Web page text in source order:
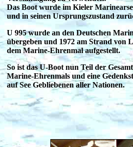
Das Boot wurde im Kieler
und in seinen Ursprungszustand
U 995 wurde an den Deutschen
übergeben und 1972 am Strand von
dem Marine-Ehrenmal aufgestellt.
So ist das U-Boot nun Teil der
Marine-Ehrenmals und eine
auf See Gebliebenen aller Nationen.